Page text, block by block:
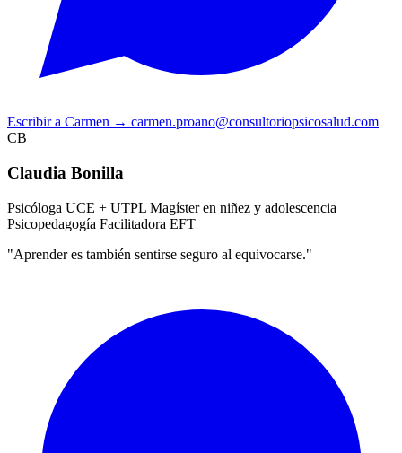
Escribir a Carmen → carmen.proano@consultoriopsicosalud.com
CB
Claudia Bonilla
Psicóloga UCE + UTPL Magíster en niñez y adolescencia
Psicopedagogía Facilitadora EFT
"Aprender es también sentirse seguro al equivocarse."